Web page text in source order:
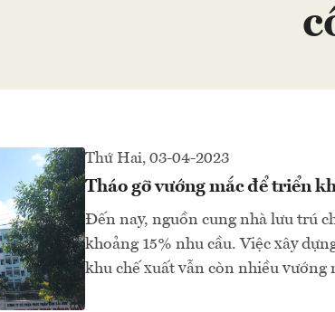
Thứ Hai, 03-04-2023
Tháo gỡ vướng mắc để triển
Đến nay, nguồn cung nhà lưu trú
khoảng 15% nhu cầu. Việc xây
khu chế xuất vẫn còn nhiều vướng